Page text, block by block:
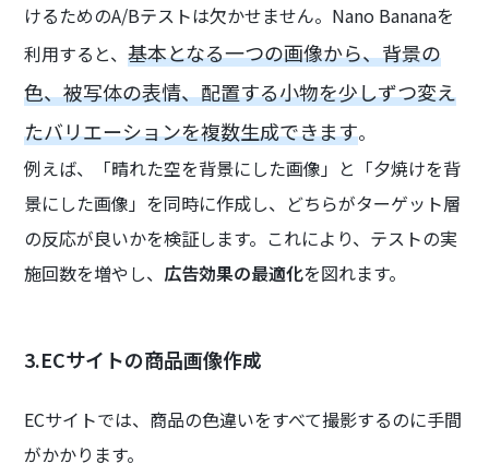
けるためのA/Bテストは欠かせません。Nano Bananaを
利用すると、基本となる一つの画像から、背景の
色、被写体の表情、配置する小物を少しずつ変え
たバリエーションを複数生成できます。
例えば、「晴れた空を背景にした画像」と「夕焼けを背
景にした画像」を同時に作成し、どちらがターゲット層
の反応が良いかを検証します。これにより、テストの実
施回数を増やし、 広告効果の最適化を図れます。
3.ECサイトの商品画像作成
ECサイトでは、商品の色違いをすべて撮影するのに手間
がかかります。